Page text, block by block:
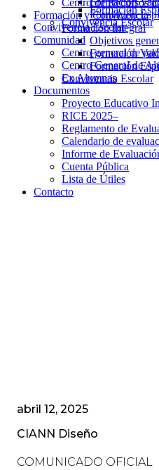
Centro de Recursos
Formación y Convivencia
Formación Integral
Objetivos
Formación
Formación
Convivencia Escolar
Formación
Convivencia Escolar
Formación
Convivencia Escolar
Comunidad
Centro general de
Centro General de
Ex Alumnas
Documentos
Proyecto Educativo
RICE 2025–
Reglamento de
Calendario de
Informe de
Cuenta Pública
Lista de Útiles
Contacto
abril 12, 2025
CIANN Diseño
COMUNICADO OFICIAL